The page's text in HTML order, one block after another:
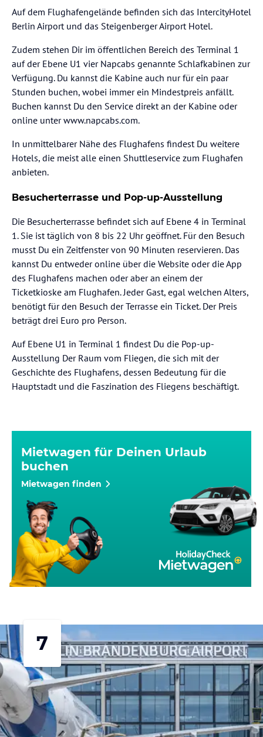
Auf dem Flughafengelände befinden sich das IntercityHotel
Berlin Airport und das Steigenberger Airport Hotel.
Zudem stehen Dir im öffentlichen Bereich des Terminal 1
auf der Ebene U1 vier Napcabs genannte Schlafkabinen zur
Verfügung. Du kannst die Kabine auch nur für ein paar
Stunden buchen, wobei immer ein Mindestpreis anfällt.
Buchen kannst Du den Service direkt an der Kabine oder
online unter www.napcabs.com.
In unmittelbarer Nähe des Flughafens findest Du weitere
Hotels, die meist alle einen Shuttleservice zum Flughafen
anbieten.
Besucherterrasse und Pop-up-Ausstellung
Die Besucherterrasse befindet sich auf Ebene 4 in Terminal
1. Sie ist täglich von 8 bis 22 Uhr geöffnet. Für den Besuch
musst Du ein Zeitfenster von 90 Minuten reservieren. Das
kannst Du entweder online über die Website oder die App
des Flughafens machen oder aber an einem der
Ticketkioske am Flughafen. Jeder Gast, egal welchen Alters,
benötigt für den Besuch der Terrasse ein Ticket. Der Preis
beträgt drei Euro pro Person.
Auf Ebene U1 in Terminal 1 findest Du die Pop-up-
Ausstellung Der Raum vom Fliegen, die sich mit der
Geschichte des Flughafens, dessen Bedeutung für die
Hauptstadt und die Faszination des Fliegens beschäftigt.
Mietwagen für Deinen Urlaub
buchen
Mietwagen finden
7